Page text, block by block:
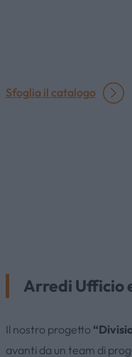
Sfoglia il catalogo
Arredi Ufficio
Il nostro progetto
avanti da un team di